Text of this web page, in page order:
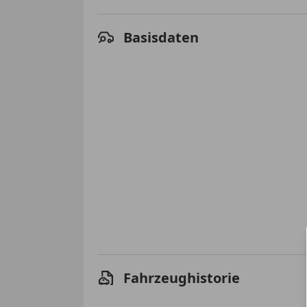
Basisdaten
Fahrzeughistorie